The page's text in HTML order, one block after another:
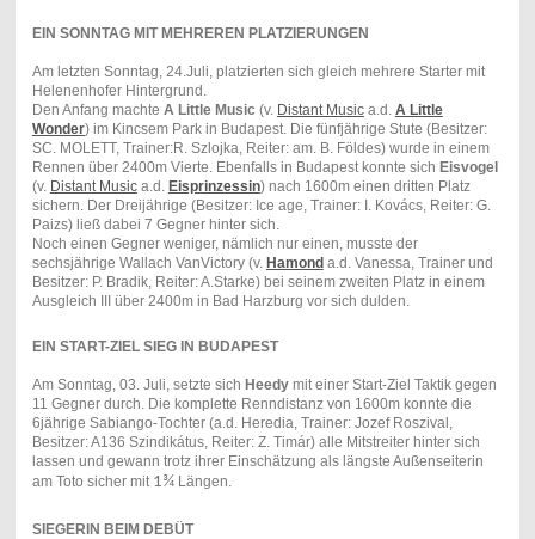
EIN SONNTAG MIT MEHREREN PLATZIERUNGEN
Am letzten Sonntag, 24.Juli, platzierten sich gleich mehrere Starter mit
Helenenhofer Hintergrund.
Den Anfang machte A Little Music (v. Distant Musica.d. A Little
Wonder) im Kincsem Park in Budapest. Die fünfjährige Stute (Besitzer:
SC. MOLETT, Trainer:R. Szlojka, Reiter: am. B. Földes) wurde in einem
Rennen über 2400m Vierte. Ebenfalls in Budapest konnte sich Eisvogel
(v. Distant Musica.d. Eisprinzessin) nach 1600m einen dritten Platz
sichern. Der Dreijährige (Besitzer: Ice age, Trainer: I. Kovács, Reiter: G.
Paizs) ließ dabei 7 Gegner hinter sich.
Noch einen Gegner weniger, nämlich nur einen, musste der
sechsjährige Wallach VanVictory (v. Hamonda.d. Vanessa, Trainer und
Besitzer: P. Bradik, Reiter: A.Starke) bei seinem zweiten Platz in einem
Ausgleich III über 2400m in Bad Harzburg vor sich dulden.
EIN START-ZIEL SIEG IN BUDAPEST
Am Sonntag, 03. Juli, setzte sich Heedymit einer Start-Ziel Taktik gegen
11 Gegner durch. Die komplette Renndistanz von 1600m konnte die
6jährige Sabiango-Tochter (a.d. Heredia, Trainer: Jozef Roszival,
Besitzer: A136 Szindikátus, Reiter: Z. Timár) alle Mitstreiter hinter sich
lassen und gewann trotz ihrer Einschätzung als längste Außenseiterin
am Toto sicher mit 1¾Längen.
SIEGERIN BEIM DEBÜT